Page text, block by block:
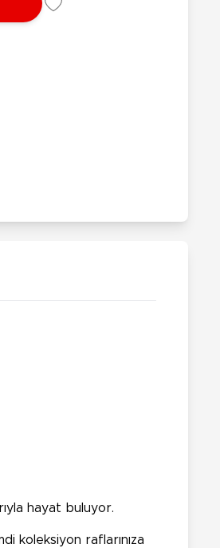
Çeşitli Peluşlar
hayat buluyor.
koleksiyon raflarınıza